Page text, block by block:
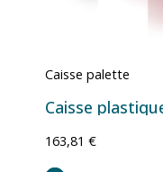
Caisse palette
Caisse
163,81 €